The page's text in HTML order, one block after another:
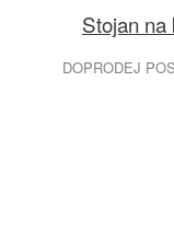
Stojan na
DOPRODEJ